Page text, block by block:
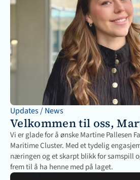
Updates / News
Velkommen til oss,
Vi er glade for å ønske Martine Pallesen
Maritime Cluster. Med et tydelig
næringen og et skarpt blikk for samspill
frem til å ha henne med på laget.